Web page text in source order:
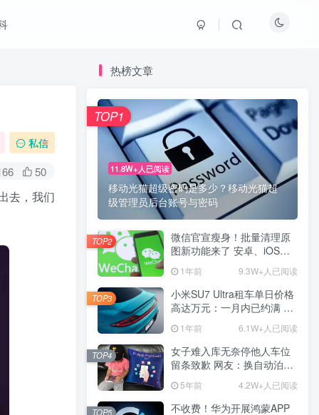
私信
50
去，我们
热榜文章
11.8W+人已阅读
移动光猫超级密码是多少？移动光猫超
级管理员后台账号与密码
TOP1
微信官宣瘦身！批量清理原
图新功能来了 安卓、iOS均
1年前 9.3W+人已阅读
TOP2
小米SU7 Ultra租车单日价格
高达万元：一月内已约满 预
1年前 6.1W+人已阅读
TOP3
女子难入库无奈停他人车位
留条致歉 网友：换自动泊车
5年前 4.2W+人已阅读
TOP4
不收费！华为开展鸿蒙APP
TOP5